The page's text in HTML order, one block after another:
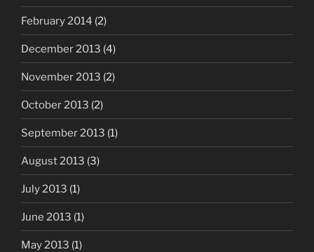
February 2014 (2)
December 2013 (4)
November 2013 (2)
October 2013 (2)
September 2013 (1)
August 2013 (3)
July 2013 (1)
June 2013 (1)
May 2013 (1)